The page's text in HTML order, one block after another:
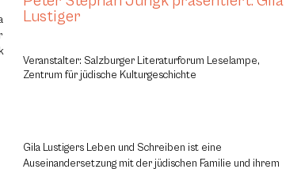
Lustiger
Veranstalter: Salzburger Literaturforum Leselampe,
Zentrum für jüdische Kulturgeschichte
Gila Lustigers Leben und Schreiben ist eine
Auseinandersetzung mit der jüdischen Familie und ihrem